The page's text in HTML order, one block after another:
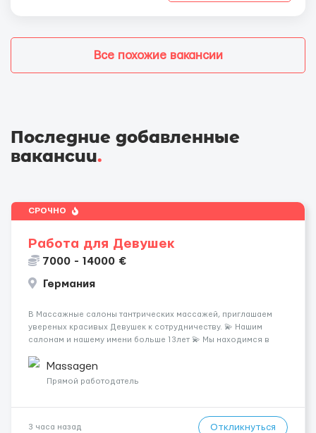
Все похожие вакансии
Последние добавленные
вакансии.
СРОЧНО
Работа для Девушек
7000 - 14000 €
Германия
В Массажные салоны тантрических массажей, приглашаем
увереных красивых Девушек к сотрудничеству. 💫 Нашим
салонам и нашему имени больше 13лет 💫 Мы находимся в
заработная плата 💚Мы гарантируем Наличие работы. Поток 💝
incall / Out...
Massagen
Прямой работодатель
3 часа назад Откликнуться